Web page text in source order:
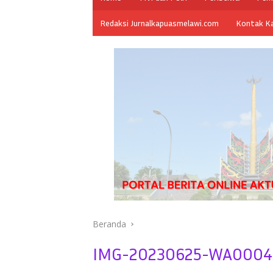
Redaksi Jurnalkapuasmelawi.com Kontak
Beranda
IMG-20230625-